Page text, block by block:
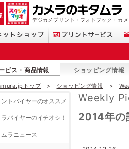
デジカメプリント・フォトブック・カ
ビス・商品情報 ショッピング情報
トップ ショッピング情報
Weekly
2014年の
ントバイヤーのオススメ
ラバイヤーのイチオシ！
ムラニュース